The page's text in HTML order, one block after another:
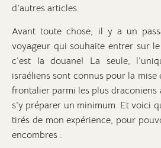
d’autres articles.
Avant toute chose, il y a un
voyageur qui souhaite entrer sur
c’est la douane! La seule,
israéliens sont connus pour la mise
frontalier parmi les plus draconiens
s’y préparer un minimum. Et voici
tirés de mon expérience, pour
encombres :